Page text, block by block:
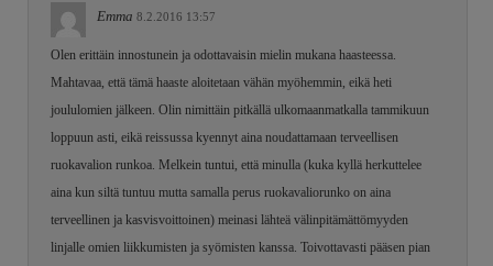
Emma 8.2.2016 13:57
Olen erittäin innostunein ja odottavaisin mielin mukana haasteessa.
Mahtavaa, että tämä haaste aloitetaan vähän myöhemmin, eikä heti
joululomien jälkeen. Olin nimittäin pitkällä ulkomaanmatkalla tammikuun
loppuun asti, eikä reissussa kyennyt aina noudattamaan terveellisen
ruokavalion runkoa. Melkein tuntui, että minulla (kuka kyllä herkuttelee
aina kun siltä tuntuu mutta samalla perus ruokavaliorunko on aina
terveellinen ja kasvisvoittoinen) meinasi lähteä välinpitämättömyyden
linjalle omien liikkumisten ja syömisten kanssa. Toivottavasti pääsen pian